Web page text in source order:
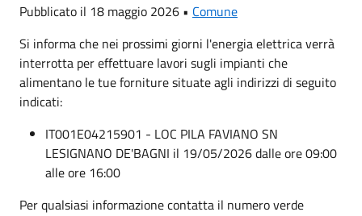
Pubblicato il 18 maggio 2026 • Comune
Si informa che nei prossimi giorni l'energia elettrica verrà
interrotta per effettuare lavori sugli impianti che
alimentano le tue forniture situate agli indirizzi di seguito
indicati:
IT001E04215901 - LOC PILA FAVIANO SN
LESIGNANO DE'BAGNI il 19/05/2026 dalle ore 09:00
alle ore 16:00
Per qualsiasi informazione contatta il numero verde